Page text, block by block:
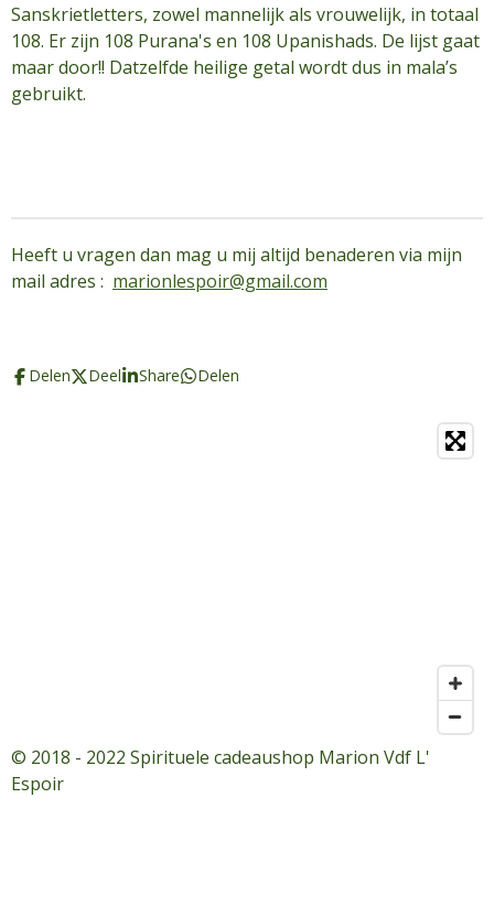
Sanskrietletters, zowel mannelijk als vrouwelijk, in totaal
108. Er zijn 108 Purana's en 108 Upanishads. De lijst gaat
maar door!! Datzelfde heilige getal wordt dus in mala’s
gebruikt.
Heeft u vragen dan mag u mij altijd benaderen via mijn
mail adres : marionlespoir@gmail.com
Delen Deel Share Delen
© 2018 - 2022 Spirituele cadeaushop Marion Vdf L'
Espoir